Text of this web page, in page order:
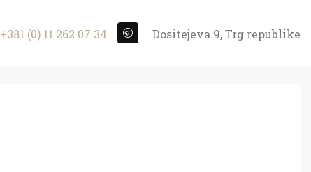
+381 (0) 11 262 07 34 Dositejeva 9, Trg republike